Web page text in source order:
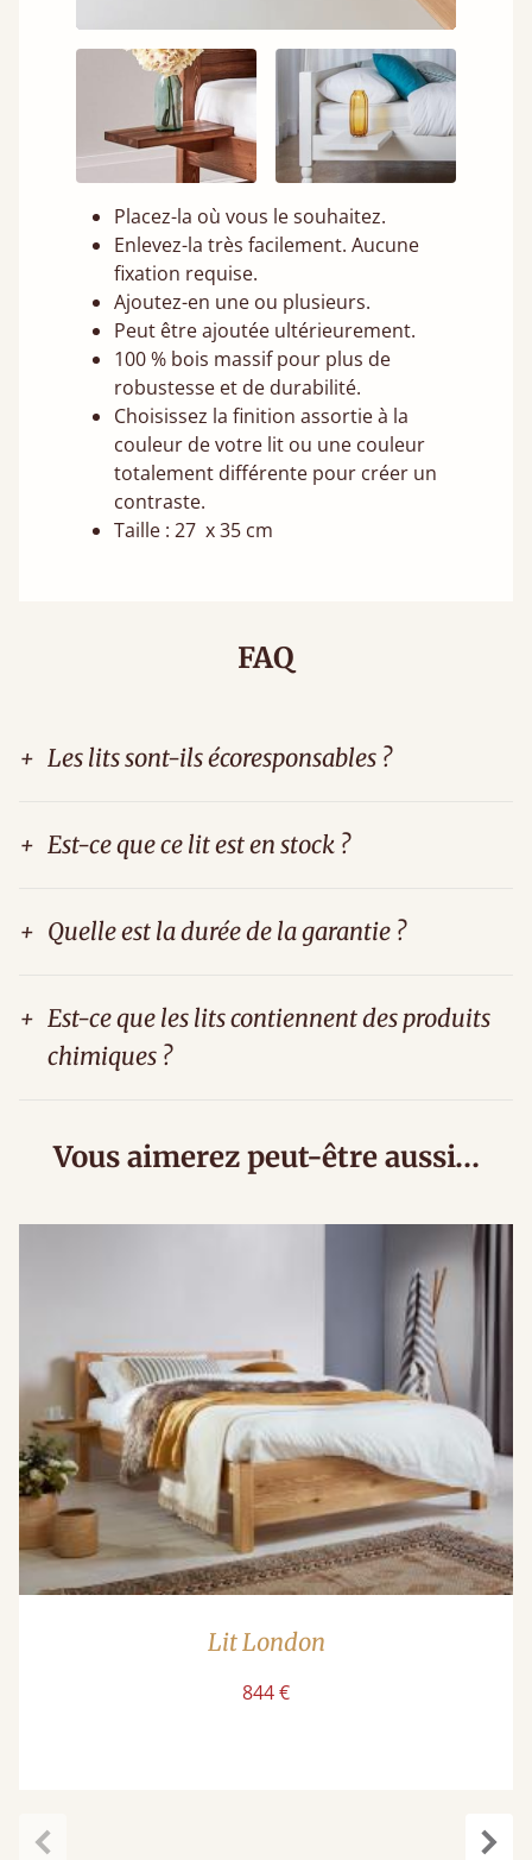
Placez-la où vous le souhaitez.
Enlevez-la très facilement. Aucune
fixation requise.
Ajoutez-en une ou plusieurs.
Peut être ajoutée ultérieurement.
100 % bois massif pour plus de
robustesse et de durabilité.
Choisissez la finition assortie à la
couleur de votre lit ou une couleur
totalement différente pour créer un
contraste.
Taille : 27 x 35 cm
FAQ
+ Les lits sont-ils écoresponsables ?
+ Est-ce que ce lit est en stock ?
+ Quelle est la durée de la garantie ?
+ Est-ce que les lits contiennent des produits
chimiques ?
Vous aimerez peut-être aussi…
Lit London
844 €